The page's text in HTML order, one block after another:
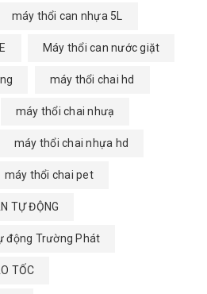
máy thổi can nhựa 5L
Máy thổi can nước giặt
máy thổi chai hd
máy thổi chai nhưạ
máy thổi chai nhựa hd
máy thổi chai pet
TỰ ĐỘNG
động Trường Phát
TỐC